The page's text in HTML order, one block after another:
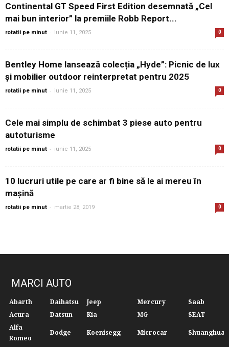
Continental GT Speed First Edition desemnată „Cel
mai bun interior” la premiile Robb Report...
rotatii pe minut - iunie 11, 2025 0
Bentley Home lansează colecția „Hyde”: Picnic de lux
și mobilier outdoor reinterpretat pentru 2025
rotatii pe minut - iunie 11, 2025 0
Cele mai simplu de schimbat 3 piese auto pentru
autoturisme
rotatii pe minut - iunie 11, 2025 0
10 lucruri utile pe care ar fi bine să le ai mereu în
mașină
rotatii pe minut - martie 28, 2019 0
MARCI AUTO
Abarth Daihatsu Jeep Mercury
Saab
Acura
Datsun Kia MG
SEAT
Alfa
Romeo
Dodge Koenisegg Microcar Shuanghuan